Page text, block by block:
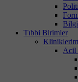
Tıbbi Birimler
Acil